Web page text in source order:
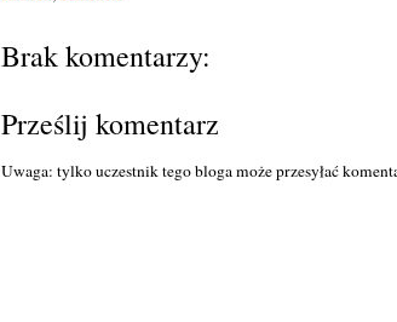
Brak komentarzy:
Prześlij komentarz
Uwaga: tylko uczestnik tego bloga może przesyłać